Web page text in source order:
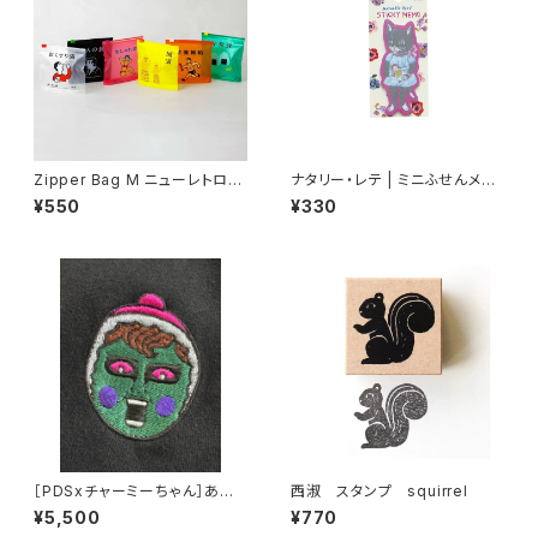
Zipper Bag M ニューレトロ
ジッパーバッグ M （6枚入り）
¥550
ナタリー・レテ | ミニふせんメモ
ブラックキャット | Mini Sticky
memo Black cat
¥330
［PDSxチャーミーちゃん］あい
つチャーミー刺繍TEE
¥5,500
西淑 スタンプ squirrel
¥770